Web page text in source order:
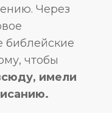
Через
библейские
чтобы
имели